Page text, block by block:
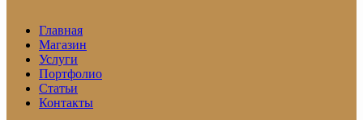
Главная
Магазин
Услуги
Портфолио
Статьи
Контакты